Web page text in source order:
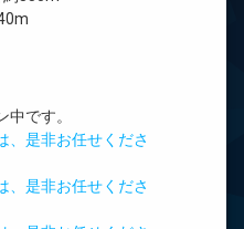
中です。
、是非お任せくださ
、是非お任せくださ